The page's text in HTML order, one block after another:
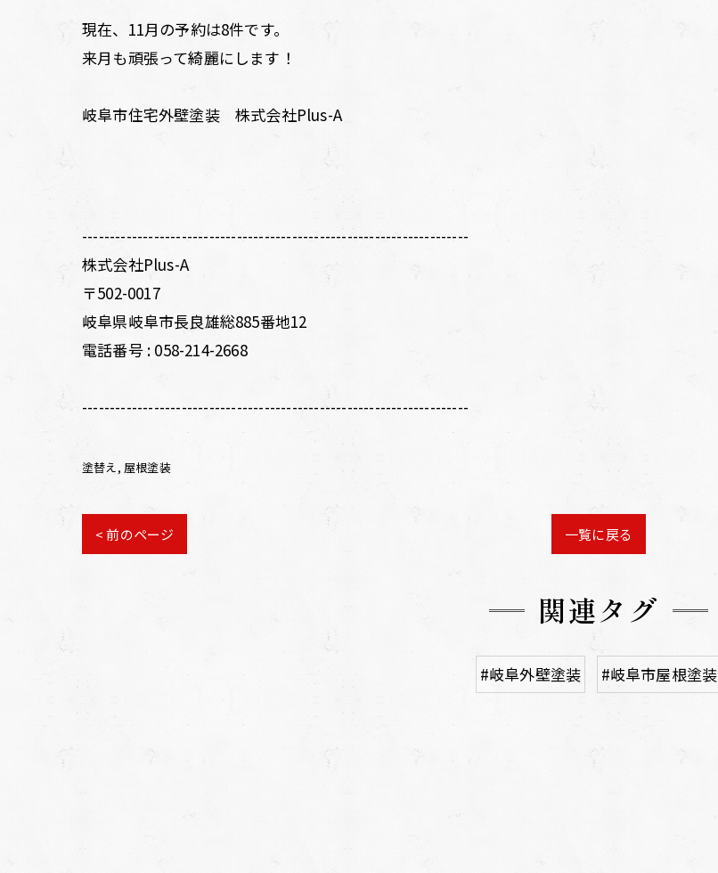
現在、11月の予約は8件です。
来月も頑張って綺麗にします！
岐阜市住宅外壁塗装 株式会社Plus-A
----------------------------------------------------------------------
株式会社Plus-A
〒502-0017
岐阜県岐阜市長良雄総885番地12
電話番号 : 058-214-2668
----------------------------------------------------------------------
塗替え 屋根塗装
< 前のページ 一覧に戻る
関連タグ
#岐阜外壁塗装 #岐阜市屋根塗装